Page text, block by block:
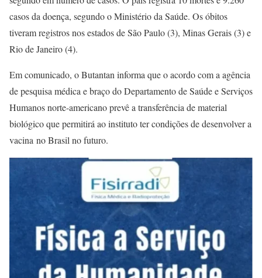
casos da doença, segundo o Ministério da Saúde. Os óbitos
tiveram registros nos estados de São Paulo (3), Minas Gerais (3) e
Rio de Janeiro (4).
Em comunicado, o Butantan informa que o acordo com a agência
de pesquisa médica e braço do Departamento de Saúde e Serviços
Humanos norte-americano prevê a transferência de material
biológico que permitirá ao instituto ter condições de desenvolver a
vacina no Brasil no futuro.